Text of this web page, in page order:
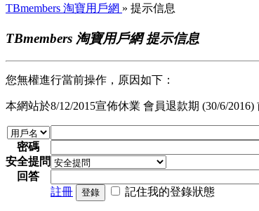
TBmembers 淘寶用戶網 » 提示信息
TBmembers 淘寶用戶網 提示信息
您無權進行當前操作，原因如下：
本網站於8/12/2015宣佈休業 會員退款期 (30/6/
密碼
安全提問
回答
註冊
登錄 記住我的登錄狀態